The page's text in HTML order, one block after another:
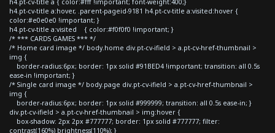
h4.pt-cv-title a:hover, .parent-pageid-9181 h4.pt-cv-title a:visited:hover {
color:#e0e0e0 !important; }
h4.pt-cv-title a:visited { color:#f0f0f0 !important; }
/* *** CARDS GAMES *** */
/* Home card image */ body.home div.pt-cv-ifield > a.pt-cv-href-thumbnail >
img {
border-radius:6px; border: 1px solid #91BED4 !important; transition: all 0.5s
ease-in !important; }
/* Single card image */ body.page div.pt-cv-ifield > a.pt-cv-href-thumbnail >
img {
border-radius:6px; border: 1px solid #999999; transition: all 0.5s ease-in; }
div.pt-cv-ifield > a.pt-cv-href-thumbnail > img:hover {
box-shadow: 2px 2px #777777; border: 1px solid #777777; filter:
contrast(160%) brightness(110%); }